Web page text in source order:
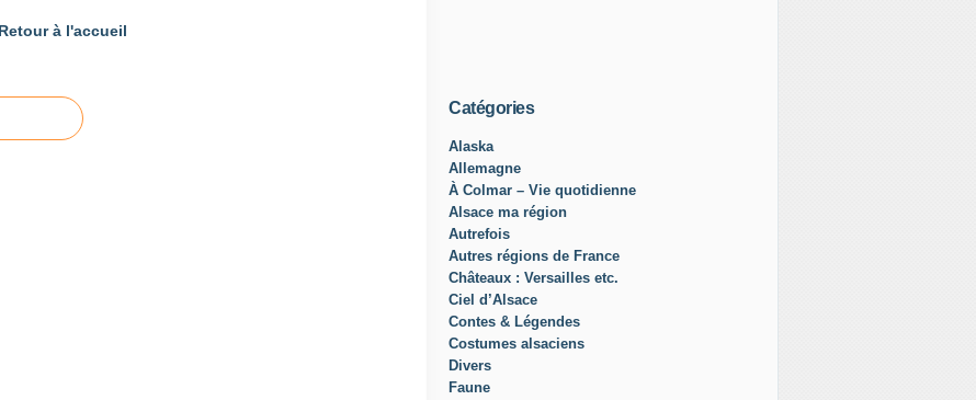
Retour à l'accueil
Catégories
Alaska
Allemagne
À Colmar – Vie quotidienne
Alsace ma région
Autrefois
Autres régions de France
Châteaux : Versailles etc.
Ciel d’Alsace
Contes & Légendes
Costumes alsaciens
Divers
Faune